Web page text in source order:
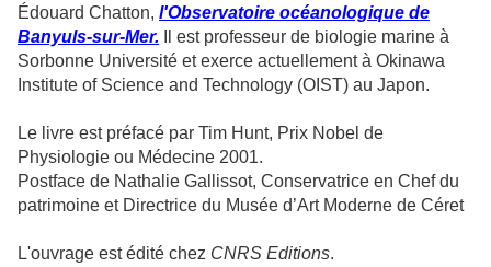
Édouard Chatton, l'Observatoire océanologique de
Banyuls-sur-Mer. Il est professeur de biologie marine à
Sorbonne Université et exerce actuellement à Okinawa
Institute of Science and Technology (OIST) au Japon.
Le livre est préfacé par Tim Hunt, Prix Nobel de
Physiologie ou Médecine 2001.
Postface de Nathalie Gallissot, Conservatrice en Chef du
patrimoine et Directrice du Musée d’Art Moderne de Céret
L'ouvrage est édité chez CNRS Editions.